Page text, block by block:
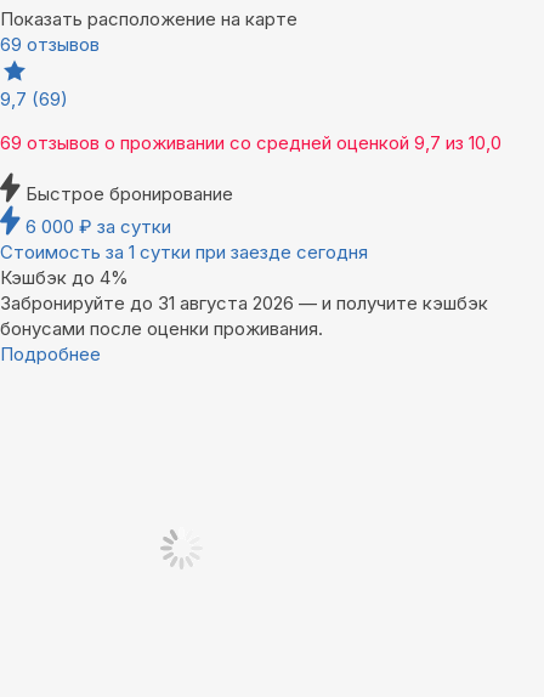
Показать расположение на карте
69 отзывов
9,7 (69)
69 отзывов о проживании со средней оценкой 9,7 из 10,0
Быстрое бронирование
6 000 ₽ за сутки
Стоимость за 1 сутки при заезде сегодня
Кэшбэк до 4%
Забронируйте до 31 августа 2026 — и получите кэшбэк
бонусами после оценки проживания.
Подробнее